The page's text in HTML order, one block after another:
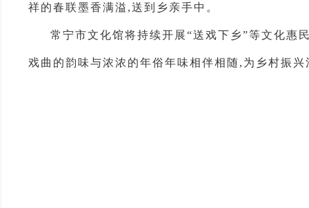
祥的春联墨香满溢,送到乡亲手中。
常宁市文化馆将持续开展“送戏下乡”等文化惠
戏曲的韵味与浓浓的年俗年味相伴相随,为乡村振